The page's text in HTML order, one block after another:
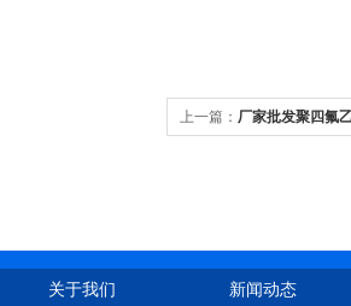
上一篇： 厂家批发聚四氟
关于我们 新闻动态